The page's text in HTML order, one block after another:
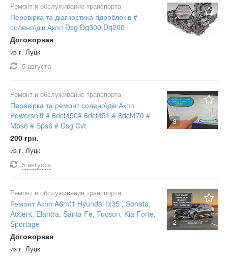
Ремонт и обслуживание транспорта
Перевірка та діагностика гідроблоків #
соленоїдів Акпп Dsg Dq500 Dq200
Договорная
из г. Луцк
5 августа
3
Ремонт и обслуживание транспорта
Перевірка та ремонт соленоїдів Акпп
Powershift # 6dct450# 6dct451 # 6dct470 #
Mps6 # Sps6 # Dsg Cvt
200 грн.
из г. Луцк
5 августа
2
Ремонт и обслуживание транспорта
Ремонт Акпп A6mf1 Hyundai Ix35 , Sonata,
Accent, Elantra, Santa Fe, Tucson, Kia Forte,
Sportage
Договорная
из г. Луцк